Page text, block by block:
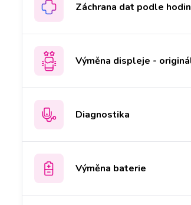
Záchrana dat podle
Výměna displeje -
Diagnostika
Výměna baterie